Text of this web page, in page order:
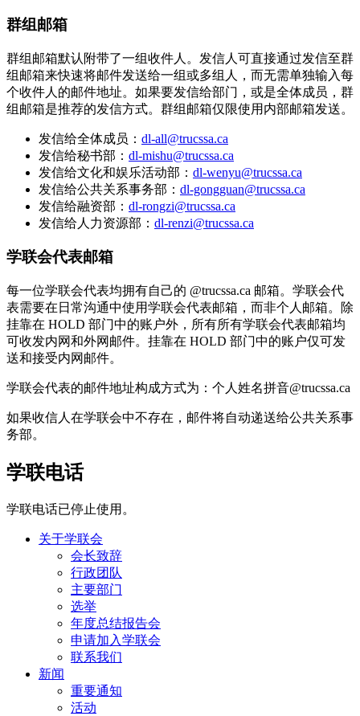
群组邮箱
群组邮箱默认附带了一组收件人。发信人可直接通过发信至群
组邮箱来快速将邮件发送给一组或多组人，而无需单独输入每
个收件人的邮件地址。如果要发信给部门，或是全体成员，群
组邮箱是推荐的发信方式。群组邮箱仅限使用内部邮箱发送。
发信给全体成员： dl-all@trucssa.ca
发信给秘书部： dl-mishu@trucssa.ca
发信给文化和娱乐活动部： dl-wenyu@trucssa.ca
发信给公共关系事务部： dl-gongguan@trucssa.ca
发信给融资部： dl-rongzi@trucssa.ca
发信给人力资源部： dl-renzi@trucssa.ca
学联会代表邮箱
每一位学联会代表均拥有自己的 @trucssa.ca 邮箱。学联会代
表需要在日常沟通中使用学联会代表邮箱，而非个人邮箱。除
挂靠在 HOLD 部门中的账户外，所有所有学联会代表邮箱均
可收发内网和外网邮件。挂靠在 HOLD 部门中的账户仅可发
送和接受内网邮件。
学联会代表的邮件地址构成方式为：个人姓名拼音@trucssa.ca
如果收信人在学联会中不存在，邮件将自动递送给公共关系事
务部。
学联电话
学联电话已停止使用。
关于学联会
会长致辞
行政团队
主要部门
选举
年度总结报告会
申请加入学联会
联系我们
新闻
重要通知
活动